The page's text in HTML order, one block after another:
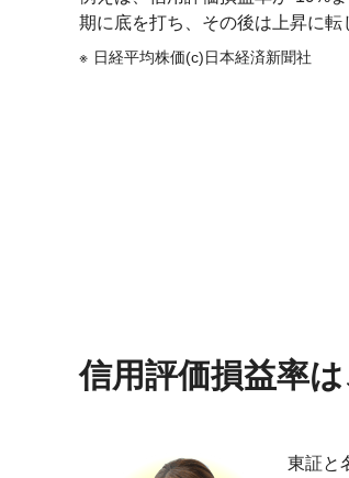
期に底を打ち、その後は上昇に転
日経平均株価(c)日本経済新聞社
信用評価損益率
東証と